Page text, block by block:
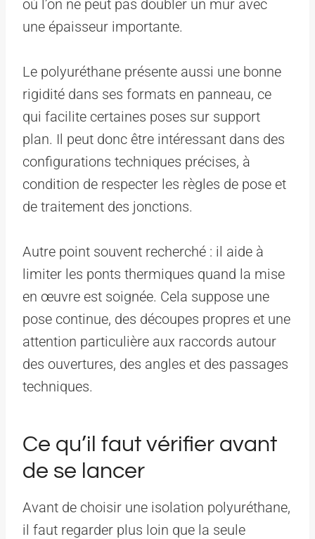
où l’on ne peut pas doubler un mur avec
une épaisseur importante.
Le polyuréthane présente aussi une bonne
rigidité dans ses formats en panneau, ce
qui facilite certaines poses sur support
plan. Il peut donc être intéressant dans des
configurations techniques précises, à
condition de respecter les règles de pose et
de traitement des jonctions.
Autre point souvent recherché : il aide à
limiter les ponts thermiques quand la mise
en œuvre est soignée. Cela suppose une
pose continue, des découpes propres et une
attention particulière aux raccords autour
des ouvertures, des angles et des passages
techniques.
Ce qu’il faut vérifier avant
de se lancer
Avant de choisir une isolation polyuréthane,
il faut regarder plus loin que la seule